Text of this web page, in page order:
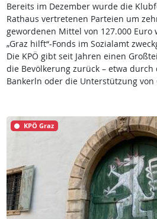
Bereits im Dezember wurde die
Rathaus vertretenen Parteien um
gewordenen Mittel von 127.000 Euro
„Graz hilft“-Fonds im Sozialamt
Die KPÖ gibt seit Jahren einen
die Bevölkerung zurück – etwa durch
Bankerln oder die Unterstützung
KPÖ Graz